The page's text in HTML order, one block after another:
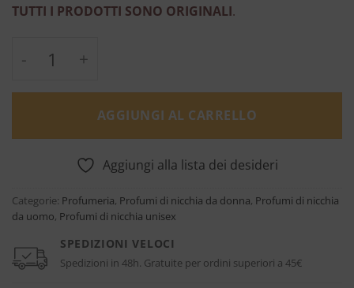
TUTTI I PRODOTTI SONO ORIGINALI.
Ébène Fumé - Candle - Tom Ford quantità
AGGIUNGI AL CARRELLO
Aggiungi alla lista dei desideri
Categorie: Profumeria, Profumi di nicchia da donna, Profumi di nicchia
da uomo, Profumi di nicchia unisex
SPEDIZIONI VELOCI
Spedizioni in 48h. Gratuite per ordini superiori a 45€